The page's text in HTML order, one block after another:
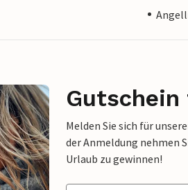
Melden Sie sich für
der Anmeldung nehmen
Urlaub zu gewinnen!